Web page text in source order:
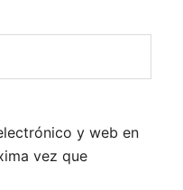
y web en
vez que